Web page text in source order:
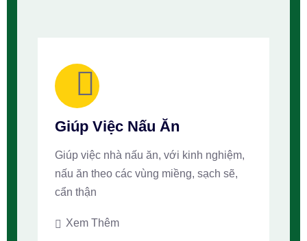
Giúp Việc Nấu Ăn
Giúp việc nhà nấu ăn, với kinh nghiệm,
nấu ăn theo các vùng miềng, sạch sẽ,
cẩn thận
Xem Thêm